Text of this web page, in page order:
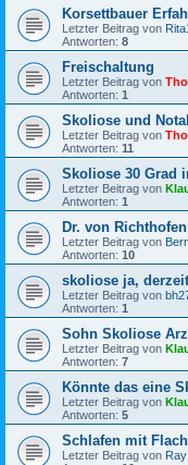
Korsettbauer
Letzter Beitrag von
Antworten: 8
Freischaltung
Letzter Beitrag von
Antworten: 1
Skoliose und
Letzter Beitrag von
Antworten: 11
Skoliose 30 Grad
Letzter Beitrag von
Antworten: 1
Dr. von Richthofen
Letzter Beitrag von
Antworten: 10
skoliose ja,
Letzter Beitrag von
Antworten: 1
Sohn Skoliose
Letzter Beitrag von
Antworten: 7
Könnte das eine
Letzter Beitrag von
Antworten: 5
Schlafen mit
Letzter Beitrag von Ray